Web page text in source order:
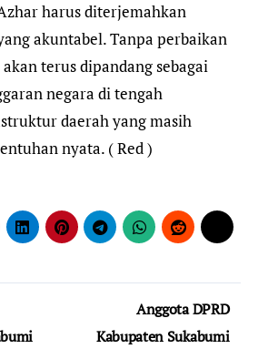
harus diterjemahkan
akuntabel. Tanpa perbaikan
terus dipandang sebagai
negara di tengah
daerah yang masih
nyata. ( Red )
Anggota DPRD
Kabupaten Sukabumi